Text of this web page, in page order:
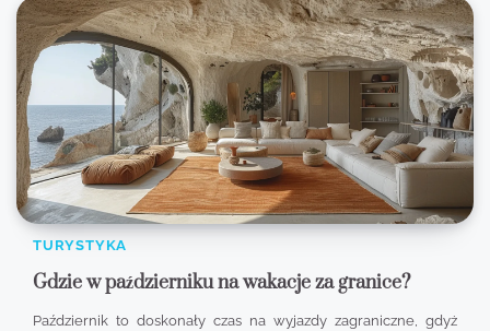
TURYSTYKA
Gdzie w październiku na wakacje za granice?
Październik to doskonały czas na wyjazdy zagraniczne, gdyż